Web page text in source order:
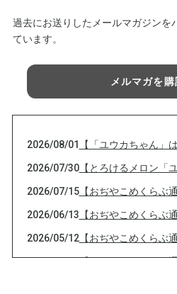
過去にお送りしたメールマガジンを
ています。
メルマガを購
2026/08/01 【「ユウカちゃん」
2026/07/30【とろけるメロン「
2026/07/15【おぢやこめくらぶ
2026/06/13 【おぢやこめくらぶ
2026/05/12【おぢやこめくらぶ
2026/04/13【おぢやこめくらぶ